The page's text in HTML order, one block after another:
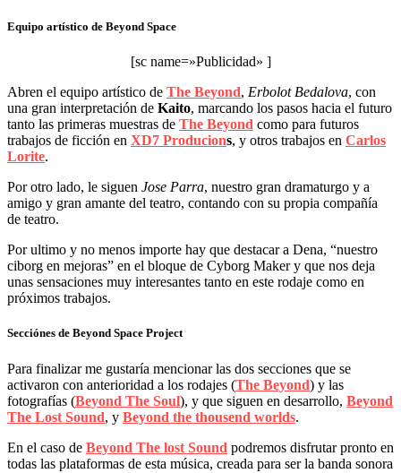
Equipo artístico de Beyond Space
[sc name=»Publicidad» ]
Abren el equipo artístico de The Beyond, Erbolot Bedalova, con
una gran interpretación de Kaito, marcando los pasos hacia el futuro
tanto las primeras muestras de The Beyond como para futuros
trabajos de ficción en XD7 Producions, y otros trabajos en Carlos
Lorite.
Por otro lado, le siguen Jose Parra, nuestro gran dramaturgo y a
amigo y gran amante del teatro, contando con su propia compañía
de teatro.
Por ultimo y no menos importe hay que destacar a Dena, “nuestro
ciborg en mejoras” en el bloque de Cyborg Maker y que nos deja
unas sensaciones muy interesantes tanto en este rodaje como en
próximos trabajos.
Secciónes de Beyond Space Project
Para finalizar me gustaría mencionar las dos secciones que se
activaron con anterioridad a los rodajes (The Beyond) y las
fotografías (Beyond The Soul), y que siguen en desarrollo, Beyond
The Lost Sound, y Beyond the thousend worlds.
En el caso de Beyond The lost Sound podremos disfrutar pronto en
todas las plataformas de esta música, creada para ser la banda sonora